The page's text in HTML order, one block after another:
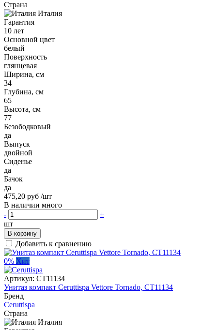
Страна
Италия
Гарантия
10 лет
Основной цвет
белый
Поверхность
глянцевая
Ширина, см
34
Глубина, см
65
Высота, см
77
Безободковый
да
Выпуск
двойной
Сиденье
да
Бачок
да
475,20 руб /шт
В наличии много
-
+
шт
В корзину
Добавить к сравнению
0% Хит
Артикул: CT11134
Унитаз компакт Ceruttispa Vettore Tornado, CT11134
Бренд
Ceruttispa
Страна
Италия